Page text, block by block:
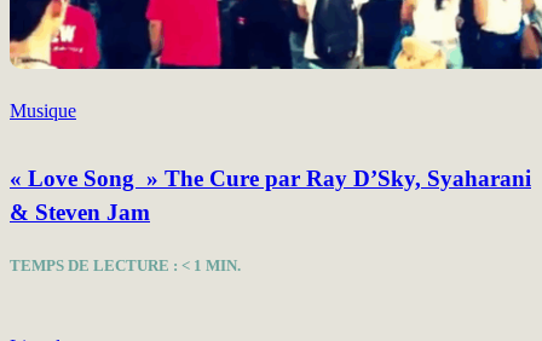
Musique
« Love Song » The Cure par Ray D’Sky, Syaharani
& Steven Jam
TEMPS DE LECTURE : < 1 MIN.